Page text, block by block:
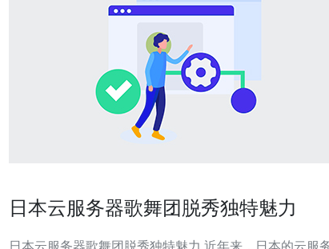
日本云服务器歌舞团脱秀独特魅力
日本云服务器歌舞团脱秀独特魅力 近年来，日本的云服务